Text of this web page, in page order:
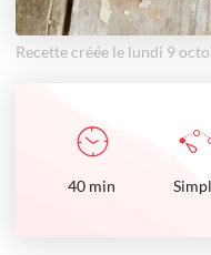
Recette créée le lundi 9
40 min